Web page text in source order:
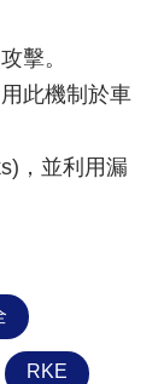
擊。
此機制於車
，並利用漏
RKE